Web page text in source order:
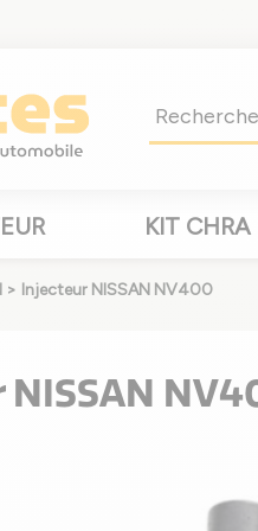
KIT CHRA
> Injecteur NISSAN NV400